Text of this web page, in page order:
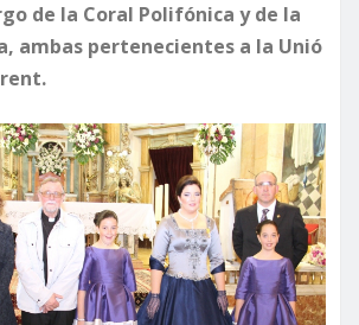
de la Coral Polifónica y de la
ambas pertenecientes a la Unió